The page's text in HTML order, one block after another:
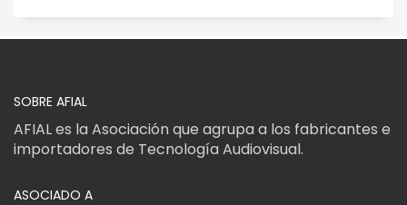
SOBRE AFIAL
AFIAL es la Asociación que agrupa a los fabricantes e
importadores de Tecnología Audiovisual.
ASOCIADO A